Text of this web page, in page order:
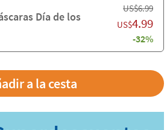
Día de los
US$6.99
US$4.99
-32%